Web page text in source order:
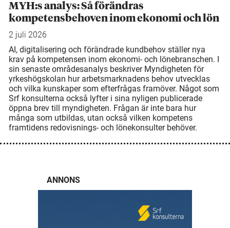
MYH:s analys: Så förändras
kompetensbehoven inom ekonomi och lön
2 juli 2026
AI, digitalisering och förändrade kundbehov ställer nya
krav på kompetensen inom ekonomi- och lönebranschen. I
sin senaste områdesanalys beskriver Myndigheten för
yrkeshögskolan hur arbetsmarknadens behov utvecklas
och vilka kunskaper som efterfrågas framöver. Något som
Srf konsulterna också lyfter i sina nyligen publicerade
öppna brev till myndigheten. Frågan är inte bara hur
många som utbildas, utan också vilken kompetens
framtidens redovisnings- och lönekonsulter behöver.
ANNONS